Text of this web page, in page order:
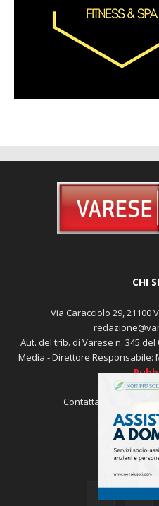
CHI
Via Caracciolo 29, 21100
Aut. del trib. di Varese n. 345
Media - Direttore Responsabile:
Contattaci: